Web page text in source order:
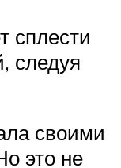
сплести
следуя
своими
это не